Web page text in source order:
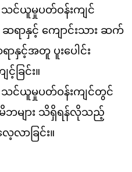
သင်ယူမှုပတ်ဝန်းကျင်
နှင့် ကျောင်းသား ဆက်
ာနှင့်အတူ ပူးပေါင်း
ခြင်း။
သင်ယူမှုပတ်ဝန်းကျင်တွင်
မိဘများ သိရှိရန်လိုသည့်
ေ့လာခြင်း။